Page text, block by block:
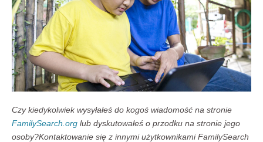
Czy kiedykolwiek wysyłałeś do kogoś wiadomość na stronie
FamilySearch.org lub dyskutowałeś o przodku na stronie jego
osoby?Kontaktowanie się z innymi użytkownikami FamilySearch